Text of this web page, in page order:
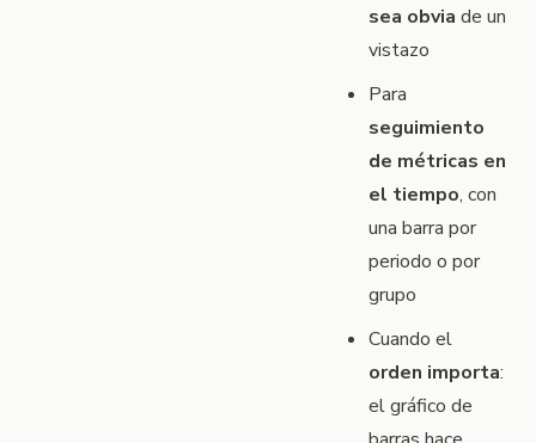
sea obvia de un
vistazo
Para
seguimiento
de métricas en
el tiempo, con
una barra por
periodo o por
grupo
Cuando el
orden importa:
el gráfico de